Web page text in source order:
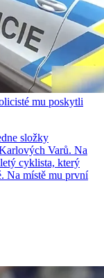
mu poskytli
složky
Varů. Na
cyklista, který
Na místě mu první